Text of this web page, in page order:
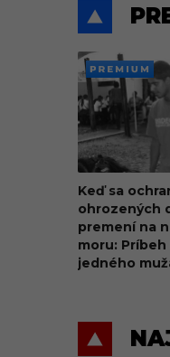
PREMI
UM
Keď sa
ohrozených
premení na
moru: Príbeh
jedného